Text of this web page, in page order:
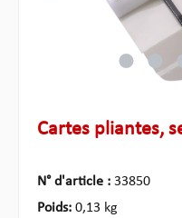
Cartes pliantes,
N° d'article : 33850
Poids: 0,13 kg